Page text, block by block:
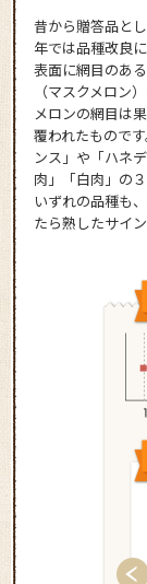
昔から贈答品と
年では品種改良
表面に網目のあ
（マスクメロン
メロンの網目は
覆われたもので
ンス」や「ハネ
肉」「白肉」の
いずれの品種も
たら熟したサイン